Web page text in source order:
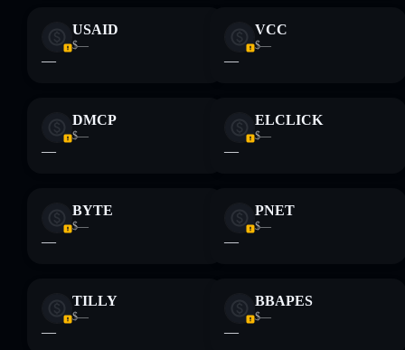
USAID
$—
—
VCC
$—
—
DMCP
$—
—
ELCLICK
$—
—
BYTE
$—
—
PNET
$—
—
TILLY
$—
—
BBAPES
$—
—